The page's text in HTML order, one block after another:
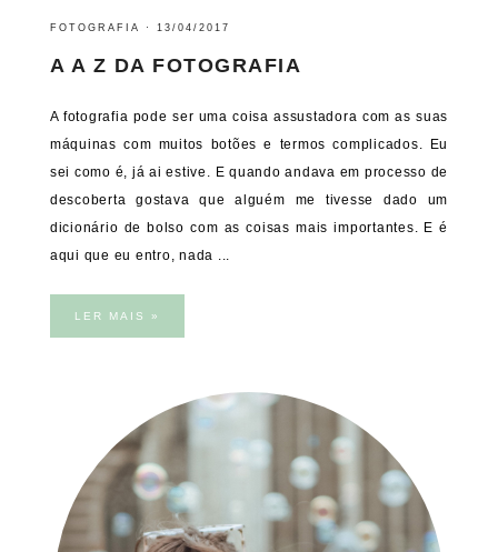
FOTOGRAFIA · 13/04/2017
A A Z DA FOTOGRAFIA
A fotografia pode ser uma coisa assustadora com as suas
máquinas com muitos botões e termos complicados. Eu
sei como é, já ai estive. E quando andava em processo de
descoberta gostava que alguém me tivesse dado um
dicionário de bolso com as coisas mais importantes. E é
aqui que eu entro, nada ...
LER MAIS »